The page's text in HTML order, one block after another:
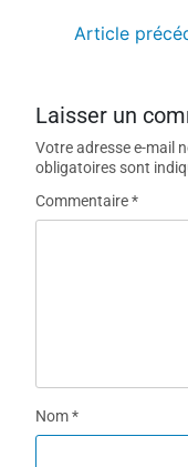
Article
Laisser un
Votre adresse e-mail
obligatoires sont
Commentaire*
Nom*